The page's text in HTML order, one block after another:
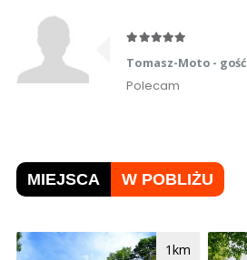
Tomasz-Moto - gość
Polecam
MIEJSCA W POBLIŻU
1km